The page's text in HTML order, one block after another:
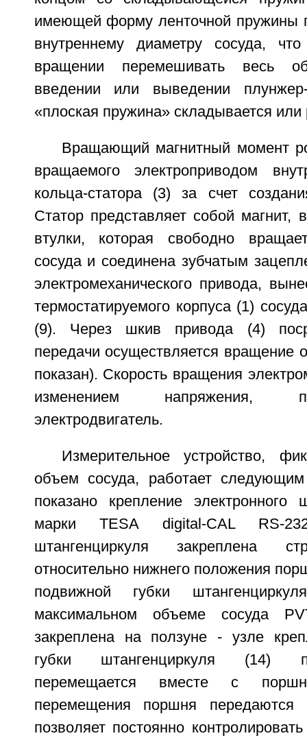
имеющей форму ленточной пружины
внутреннему диаметру сосуда,
вращении перемешивать весь
введении или выведении
«плоская пружина» складывается или
Вращающий магнитный момент
вращаемого электроприводом
кольца-статора (3) за счет
Статор представляет собой
втулки, которая свободно
сосуда и соединена зубчатым
электромеханического привода,
термостатируемого корпуса (1)
(9). Через шкив привода (4)
передачи осуществляется вращение
показан). Скорость вращения
изменением напряжения,
электродвигатель.
Измерительное устройство,
объем сосуда, работает
показано крепление электронного
марки TESA digital-CAL RS-
штангенциркуля закреплена
относительно нижнего положения
подвижной губки
максимальном объеме сосуда
закреплена на ползуне - узле
губки штангенциркуля (14)
перемещается вместе с
перемещения поршня передаются
позволяет постоянно